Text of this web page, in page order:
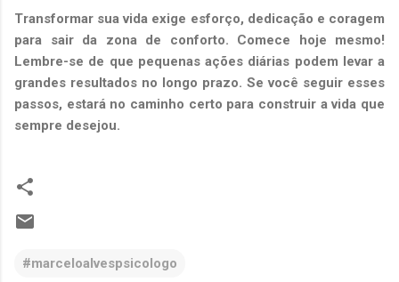
Transformar sua vida exige esforço, dedicação e coragem
para sair da zona de conforto. Comece hoje mesmo!
Lembre-se de que pequenas ações diárias podem levar a
grandes resultados no longo prazo. Se você seguir esses
passos, estará no caminho certo para construir a vida que
sempre desejou.
#marceloalvespsicologo